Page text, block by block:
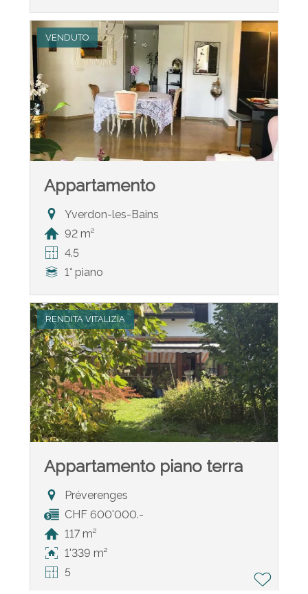
VENDUTO
Appartamento
Yverdon-les-Bains
92 m²
4.5
1° piano
RENDITA VITALIZIA
Appartamento piano terra
Préverenges
CHF 600'000.-
117 m²
1'339 m²
5